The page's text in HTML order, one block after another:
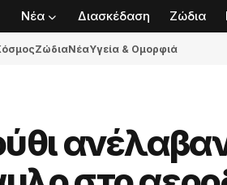
Νέα Διασκέδαση Ζώδια
ΖώδιαΝέαΥγεία & Ομορφιά